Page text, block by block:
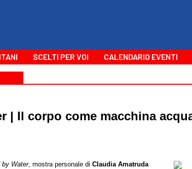
SCELTI PER VOI CALENDARIO EVENTI
| Il corpo come macchina
by Water, mostra personale di Claudia Amatruda